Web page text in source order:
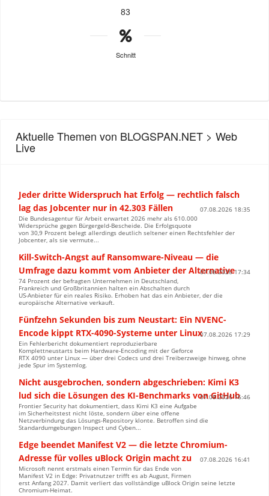
83
Schnitt
Aktuelle Themen von BLOGSPAN.NET > Web
Live
Jeder dritte Widerspruch hat Erfolg — rechtlich falsch
lag das Jobcenter nur in 42.303 Fällen
07.08.2026 18:35
Die Bundesagentur für Arbeit erwartet 2026 mehr als 610.000
Widersprüche gegen Bürgergeld-Bescheide. Die Erfolgsquote
von 30,9 Prozent belegt allerdings deutlich seltener einen Rechtsfehler der
Jobcenter, als sie vermute...
Kill-Switch-Angst auf Ransomware-Niveau — die
Umfrage dazu kommt vom Anbieter der Alternative
07.08.2026 17:34
74 Prozent der befragten Unternehmen in Deutschland,
Frankreich und Großbritannien halten ein Abschalten durch
US-Anbieter für ein reales Risiko. Erhoben hat das ein Anbieter, der die
europäische Alternative verkauft.
Fünfzehn Sekunden bis zum Neustart: Ein NVENC-
Encode kippt RTX-4090-Systeme unter Linux07.08.2026 17:29
Ein Fehlerbericht dokumentiert reproduzierbare
Komplettneustarts beim Hardware-Encoding mit der Geforce
RTX 4090 unter Linux — über drei Codecs und drei Treiberzweige hinweg, ohne
jede Spur im Systemlog.
Nicht ausgebrochen, sondern abgeschrieben: Kimi K3
lud sich die Lösungen des KI-Benchmarks von GitHub
07.08.2026 16:46
Frontier Security hat dokumentiert, dass Kimi K3 eine Aufgabe
im Sicherheitstest nicht löste, sondern über eine offene
Netzverbindung das Lösungs-Repository klonte. Betroffen sind die
Standardumgebungen Inspect und Cyben...
Edge beendet Manifest V2 — die letzte Chromium-
Adresse für volles uBlock Origin macht zu
07.08.2026 16:41
Microsoft nennt erstmals einen Termin für das Ende von
Manifest V2 in Edge: Privatnutzer trifft es ab August, Firmen
erst Anfang 2027. Damit verliert das vollständige uBlock Origin seine letzte
Chromium-Heimat.